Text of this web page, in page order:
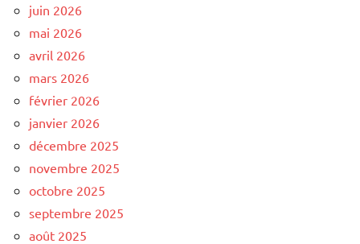
juin 2026
mai 2026
avril 2026
mars 2026
février 2026
janvier 2026
décembre 2025
novembre 2025
octobre 2025
septembre 2025
août 2025